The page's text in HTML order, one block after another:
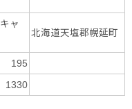
ャ
北海道天塩郡幌延町
195
1330